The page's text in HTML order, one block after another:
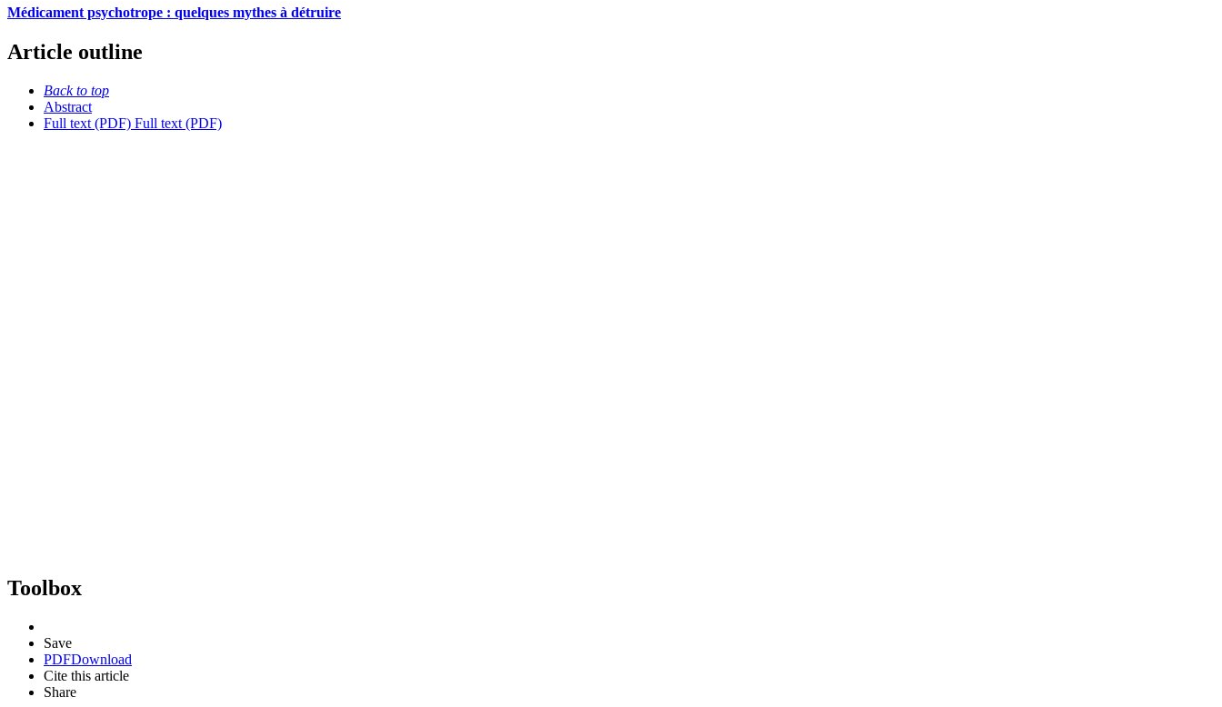
Médicament psychotrope : quelques mythes à détruire
Article outline
Back to top
Abstract
Full text (PDF) Full text (PDF)
Toolbox
Save
PDFDownload
Cite this article
Share